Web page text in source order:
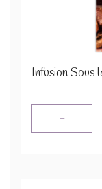
Infusion Sous
-